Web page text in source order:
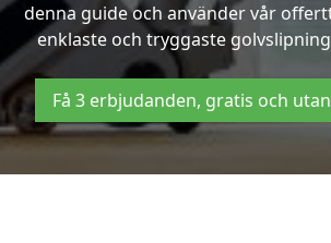
denna guide och använder vår
enklaste och tryggaste
Få 3 erbjudanden, gratis och